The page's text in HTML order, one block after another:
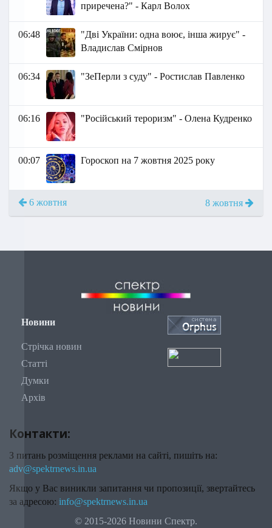
приречена?" - Карл Волох
06:48
"Дві України: одна воює, інша жирує" -
Владислав Смірнов
06:34 "ЗеПерли з суду" - Ростислав Павленко
06:16 "Російський тероризм" - Олена Кудренко
00:07 Гороскоп на 7 жовтня 2025 року
6 жовтня 8 жовтня
Новини
Стрічка новин
Статті
Думки
Архів
Контакти:
З питань розміщення реклами на сайті, пишіть на:
adv@spektrnews.in.ua
Якщо у Вас виникли запитання чи пропозиції, звертайтесь
за адресою: info@spektrnews.in.ua
© 2015-2026 Новини Спектр.